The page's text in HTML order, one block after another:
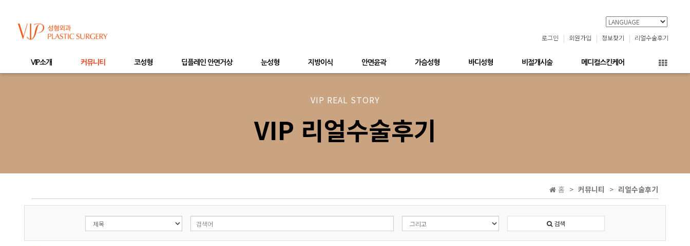
로그인 회원가입 정보찾기 리얼수술후기
VIP소개 커뮤니티 코성형 딥플레인 안면거상 눈성형 지방이식 안면윤곽 가슴성형 바디성형 비절개시술 메디컬스킨케어
VIP REAL STORY
VIP 리얼수술후기
홈 커뮤니티 리얼수술후기
검색